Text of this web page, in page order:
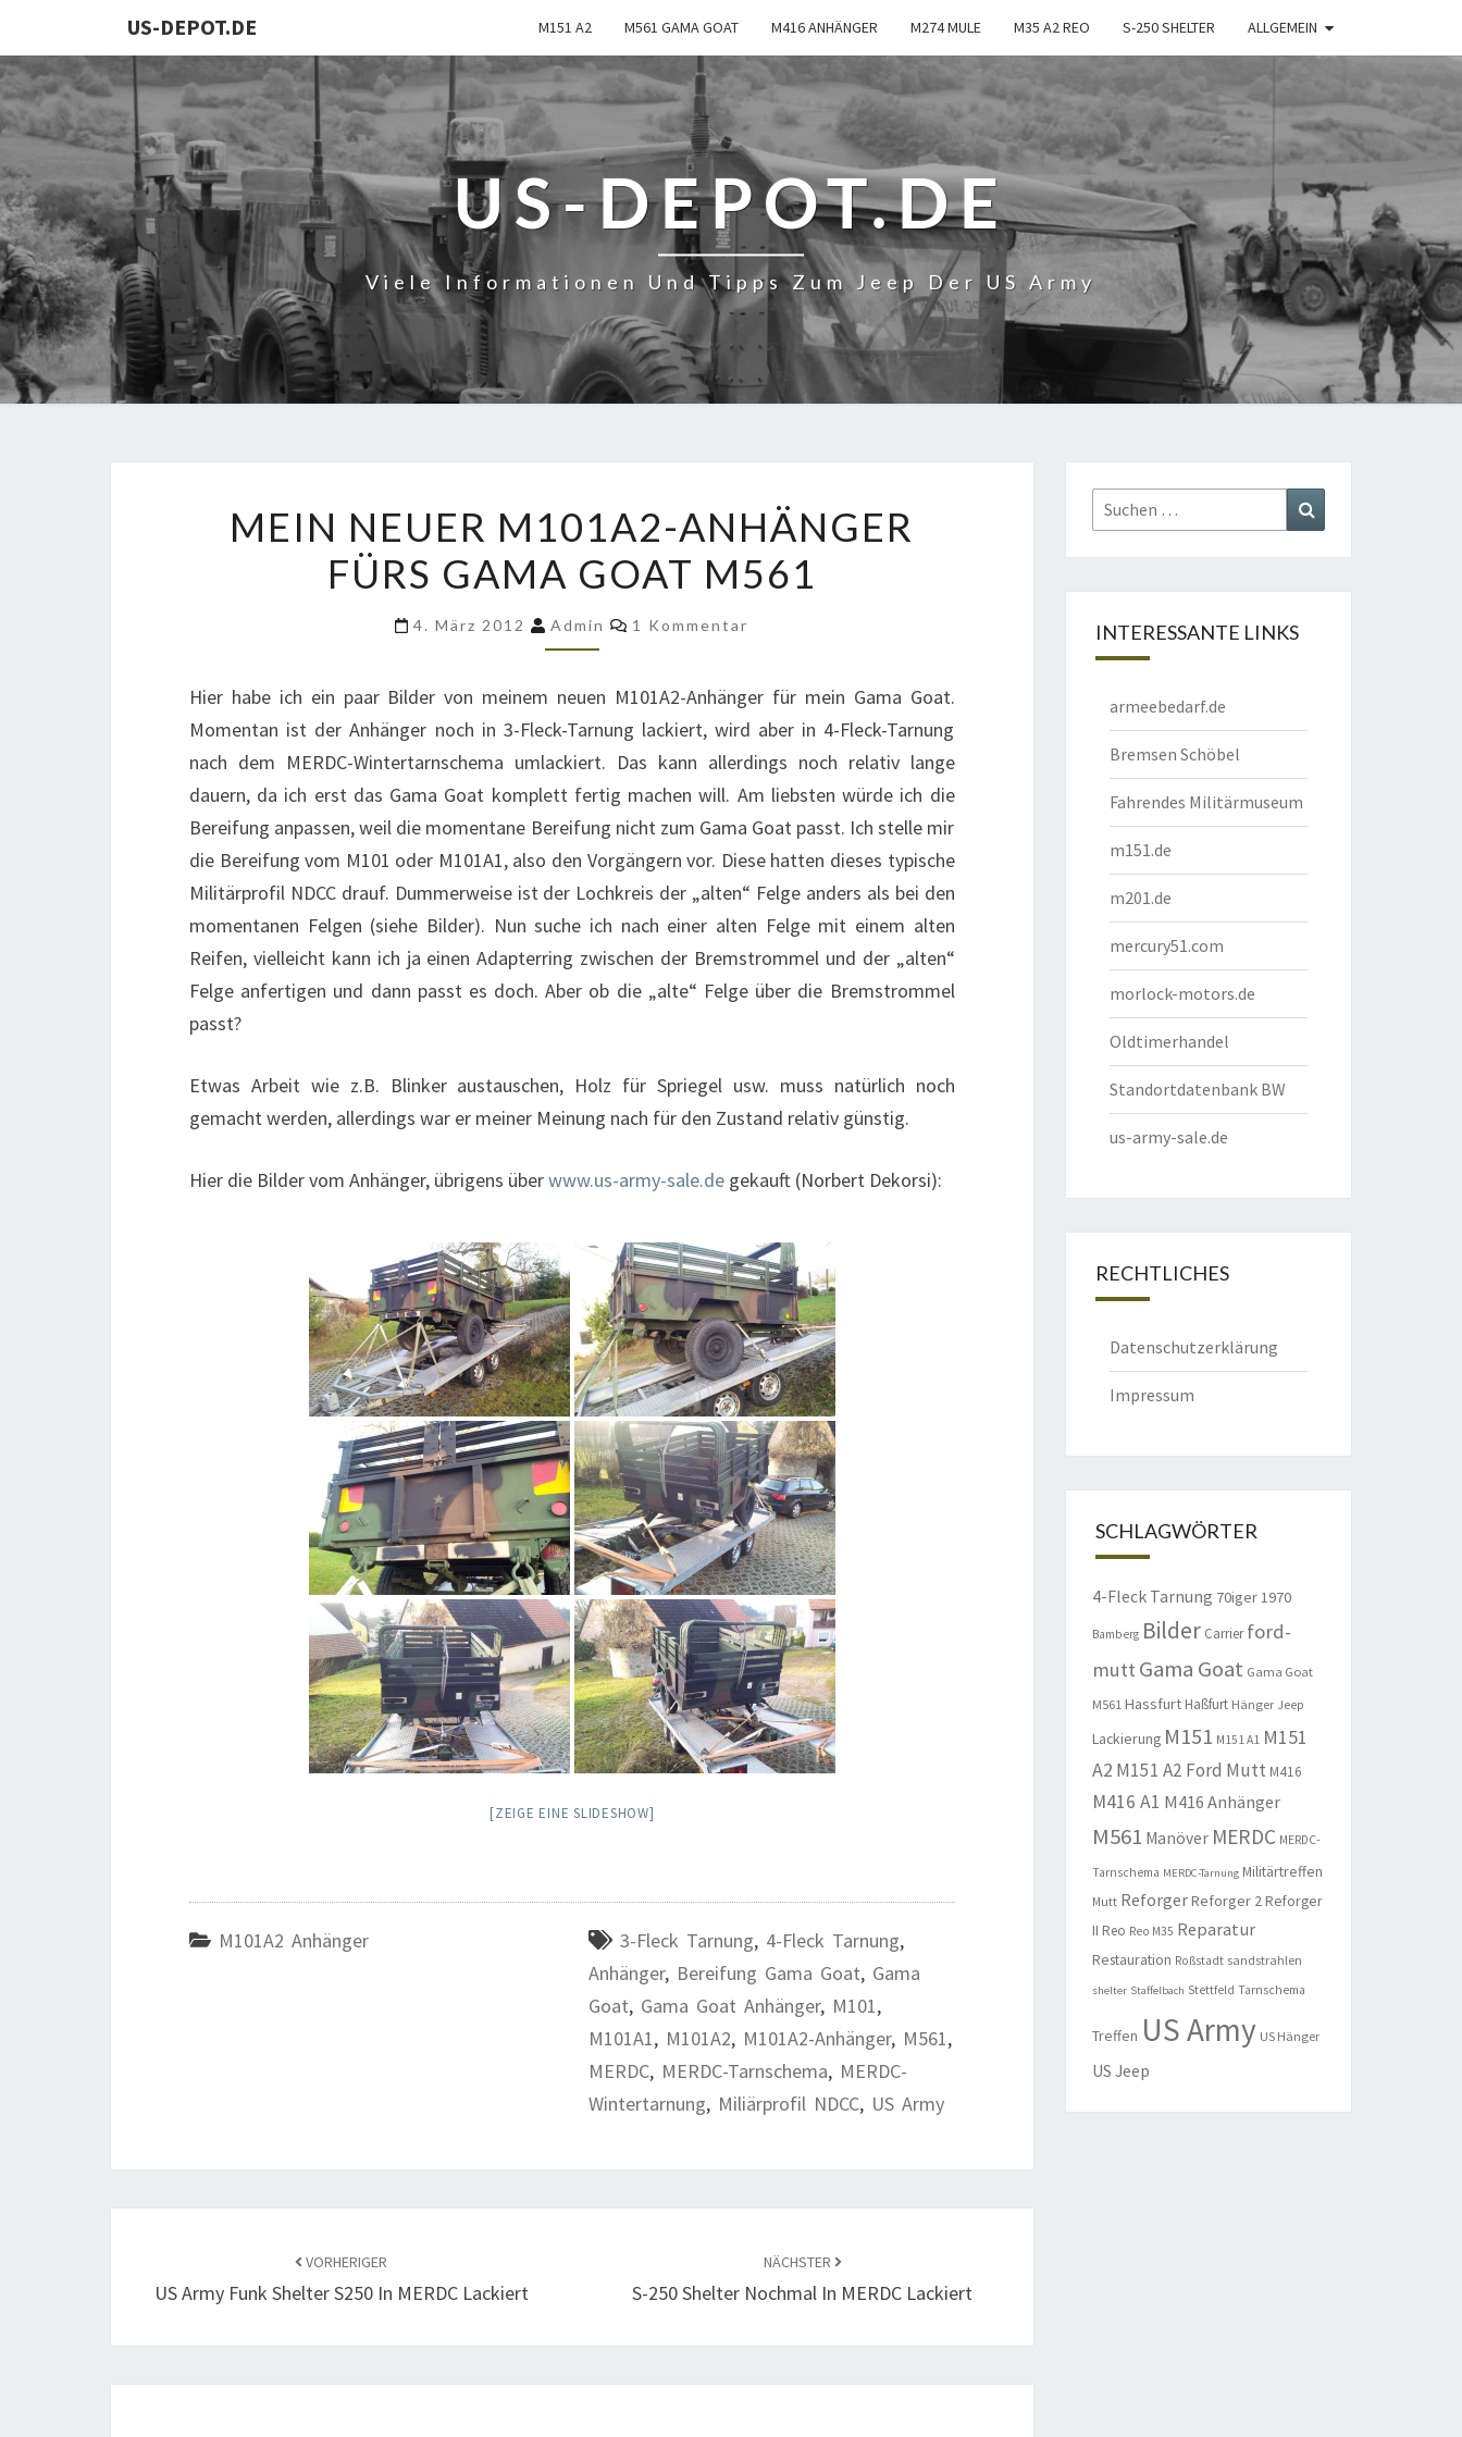
US-DEPOT.DE M151 A2 M561 GAMA GOAT M416 ANHÄNGER M274 MULE M35 A2 REO S-250 SHELTER ALLGEMEIN
US-DEPOT.DE
Viele Informationen Und Tipps Zum Jeep Der US Army
NEUER
M101A2-
ANHÄNGER
FÜRS
GOAT
M561
MEIN NEUER M101A2-ANHÄNGER
FÜRS GAMA GOAT M561
4. März 2012 Admin Kommentare
1 Kommentar
Hier habe ich ein paar Bilder von meinem neuen M101A2-Anhänger für mein Gama Goat.
Momentan ist der Anhänger noch in 3-Fleck-Tarnung lackiert, wird aber in 4-Fleck-Tarnung
nach dem MERDC-Wintertarnschema umlackiert. Das kann allerdings noch relativ lange
dauern, da ich erst das Gama Goat komplett fertig machen will. Am liebsten würde ich die
Bereifung anpassen, weil die momentane Bereifung nicht zum Gama Goat passt. Ich stelle mir
die Bereifung vom M101 oder M101A1, also den Vorgängern vor. Diese hatten dieses typische
Militärprofil NDCC drauf. Dummerweise ist der Lochkreis der „alten“ Felge anders als bei den
momentanen Felgen (siehe Bilder). Nun suche ich nach einer alten Felge mit einem alten
Reifen, vielleicht kann ich ja einen Adapterring zwischen der Bremstrommel und der „alten“
Felge anfertigen und dann passt es doch. Aber ob die „alte“ Felge über die Bremstrommel
passt?
Etwas Arbeit wie z.B. Blinker austauschen, Holz für Spriegel usw. muss natürlich noch
gemacht werden, allerdings war er meiner Meinung nach für den Zustand relativ günstig.
Hier die Bilder vom Anhänger, übrigens überwww.us-army-sale.de gekauft (Norbert Dekorsi):
[ZEIGE EINE SLIDESHOW]
M101A2 Anhänger 3-Fleck Tarnung, 4-Fleck Tarnung,
Anhänger, Bereifung Gama Goat, Gama
Goat, Gama Goat Anhänger, M101,
M101A1, M101A2, M101A2-Anhänger, M561,
MERDC, MERDC-Tarnschema, MERDC-
Wintertarnung, Miliärprofil NDCC, US Army
VORHERIGER
US Army Funk Shelter S250 In MERDC Lackiert
NÄCHSTER
S-250 Shelter Nochmal In MERDC Lackiert
Suchen
nach:
INTERESSANTE LINKS
armeebedarf.de
Bremsen Schöbel
Fahrendes Militärmuseum
m151.de
m201.de
mercury51.com
morlock-motors.de
Oldtimerhandel
Standortdatenbank BW
us-army-sale.de
RECHTLICHES
Datenschutzerklärung
Impressum
SCHLAGWÖRTER
4-Fleck Tarnung 70iger1970
Bamberg Bilder Carrier ford-
mutt Gama Goat Gama Goat
M561 Hassfurt Haßfurt Hänger Jeep
Lackierung M151 M151 A1 M151
A2 M151 A2 Ford Mutt M416
M416 A1 M416 Anhänger
M561 Manöver MERDC MERDC-
Tarnschema MERDC-Tarnung Militärtreffen
Mutt ReforgerReforger 2Reforger
II Reo Reo M35 Reparatur
Restauration Roßstadt sandstrahlen
shelter Staffelbach Stettfeld Tarnschema
Treffen US Army US Hänger
US Jeep